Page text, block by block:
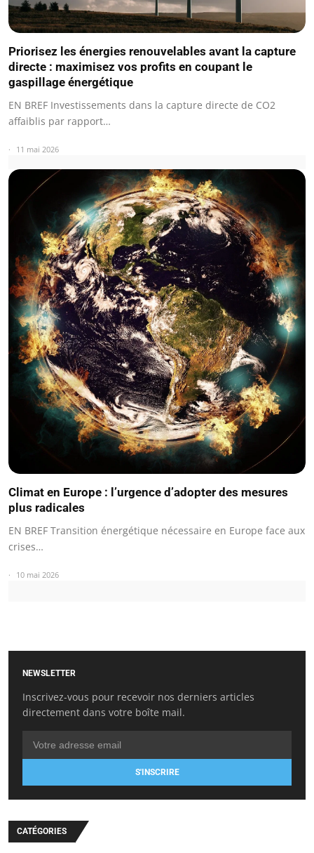
Priorisez les énergies renouvelables avant la capture
directe : maximisez vos profits en coupant le
gaspillage énergétique
EN BREF Investissements dans la capture directe de CO2
affaiblis par rapport…
11 mai 2026
Climat en Europe : l’urgence d’adopter des mesures
plus radicales
EN BREF Transition énergétique nécessaire en Europe face aux
crises…
10 mai 2026
NEWSLETTER
Inscrivez-vous pour recevoir nos derniers articles
directement dans votre boîte mail.
S'INSCRIRE
CATÉGORIES